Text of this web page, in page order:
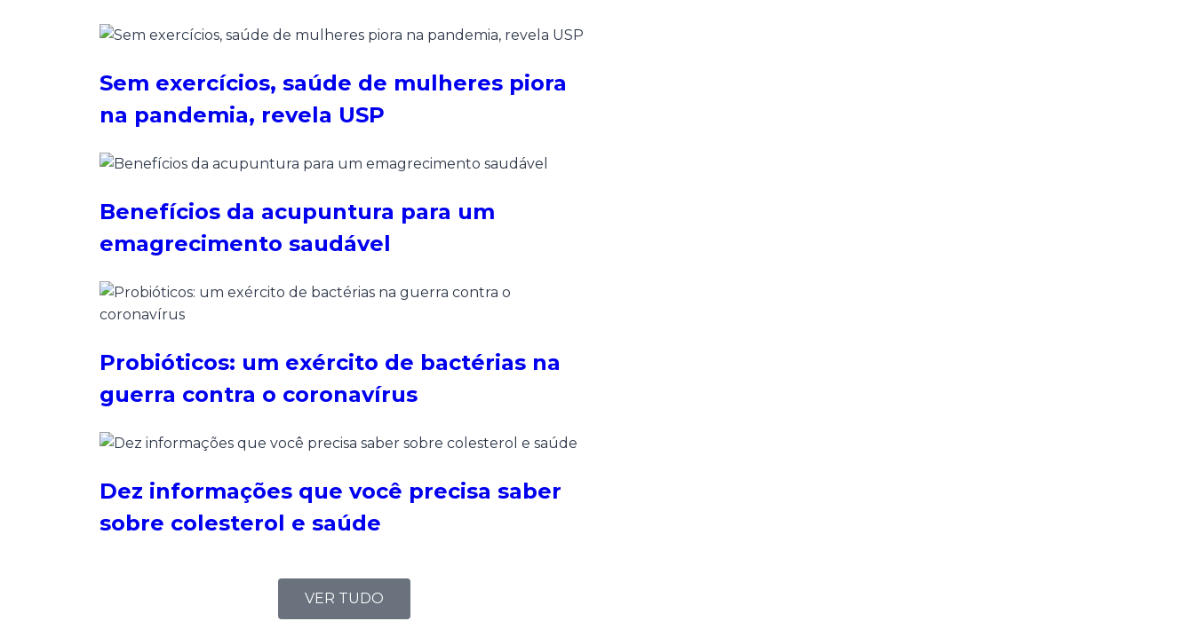
Sem exercícios, saúde de mulheres piora
na pandemia, revela USP
Benefícios da acupuntura para um
emagrecimento saudável
Probióticos: um exército de bactérias na
guerra contra o coronavírus
Dez informações que você precisa saber
sobre colesterol e saúde
VER TUDO